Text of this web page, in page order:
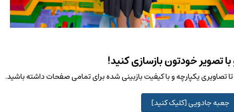
تصویر خودتون بازسازی کنید!
یکپارچه و با کیفیت بازبینی شده برای تمامی صفحات داشته باشید.
جعبه جادویی [کلیک کنید]